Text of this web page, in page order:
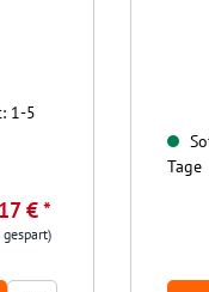
1-5
€ *
Tage